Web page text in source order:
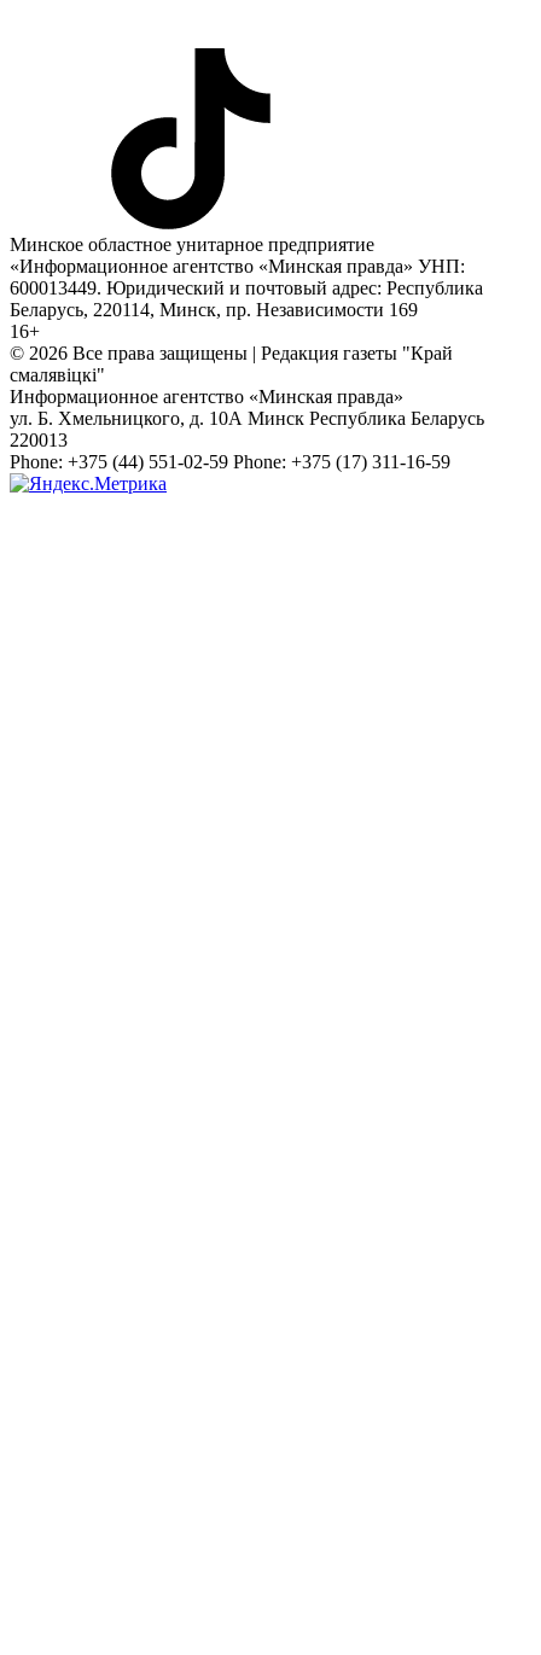
Минское областное унитарное предприятие
«Информационное агентство «Минская правда» УНП:
600013449. Юридический и почтовый адрес: Республика
Беларусь, 220114, Минск, пр. Независимости 169
16+
© 2026 Все права защищены | Редакция газеты "Край
смалявiцкi"
Информационное агентство «Минская правда»
ул. Б. Хмельницкого, д. 10А Минск Республика Беларусь
220013
Phone: +375 (44) 551-02-59 Phone: +375 (17) 311-16-59